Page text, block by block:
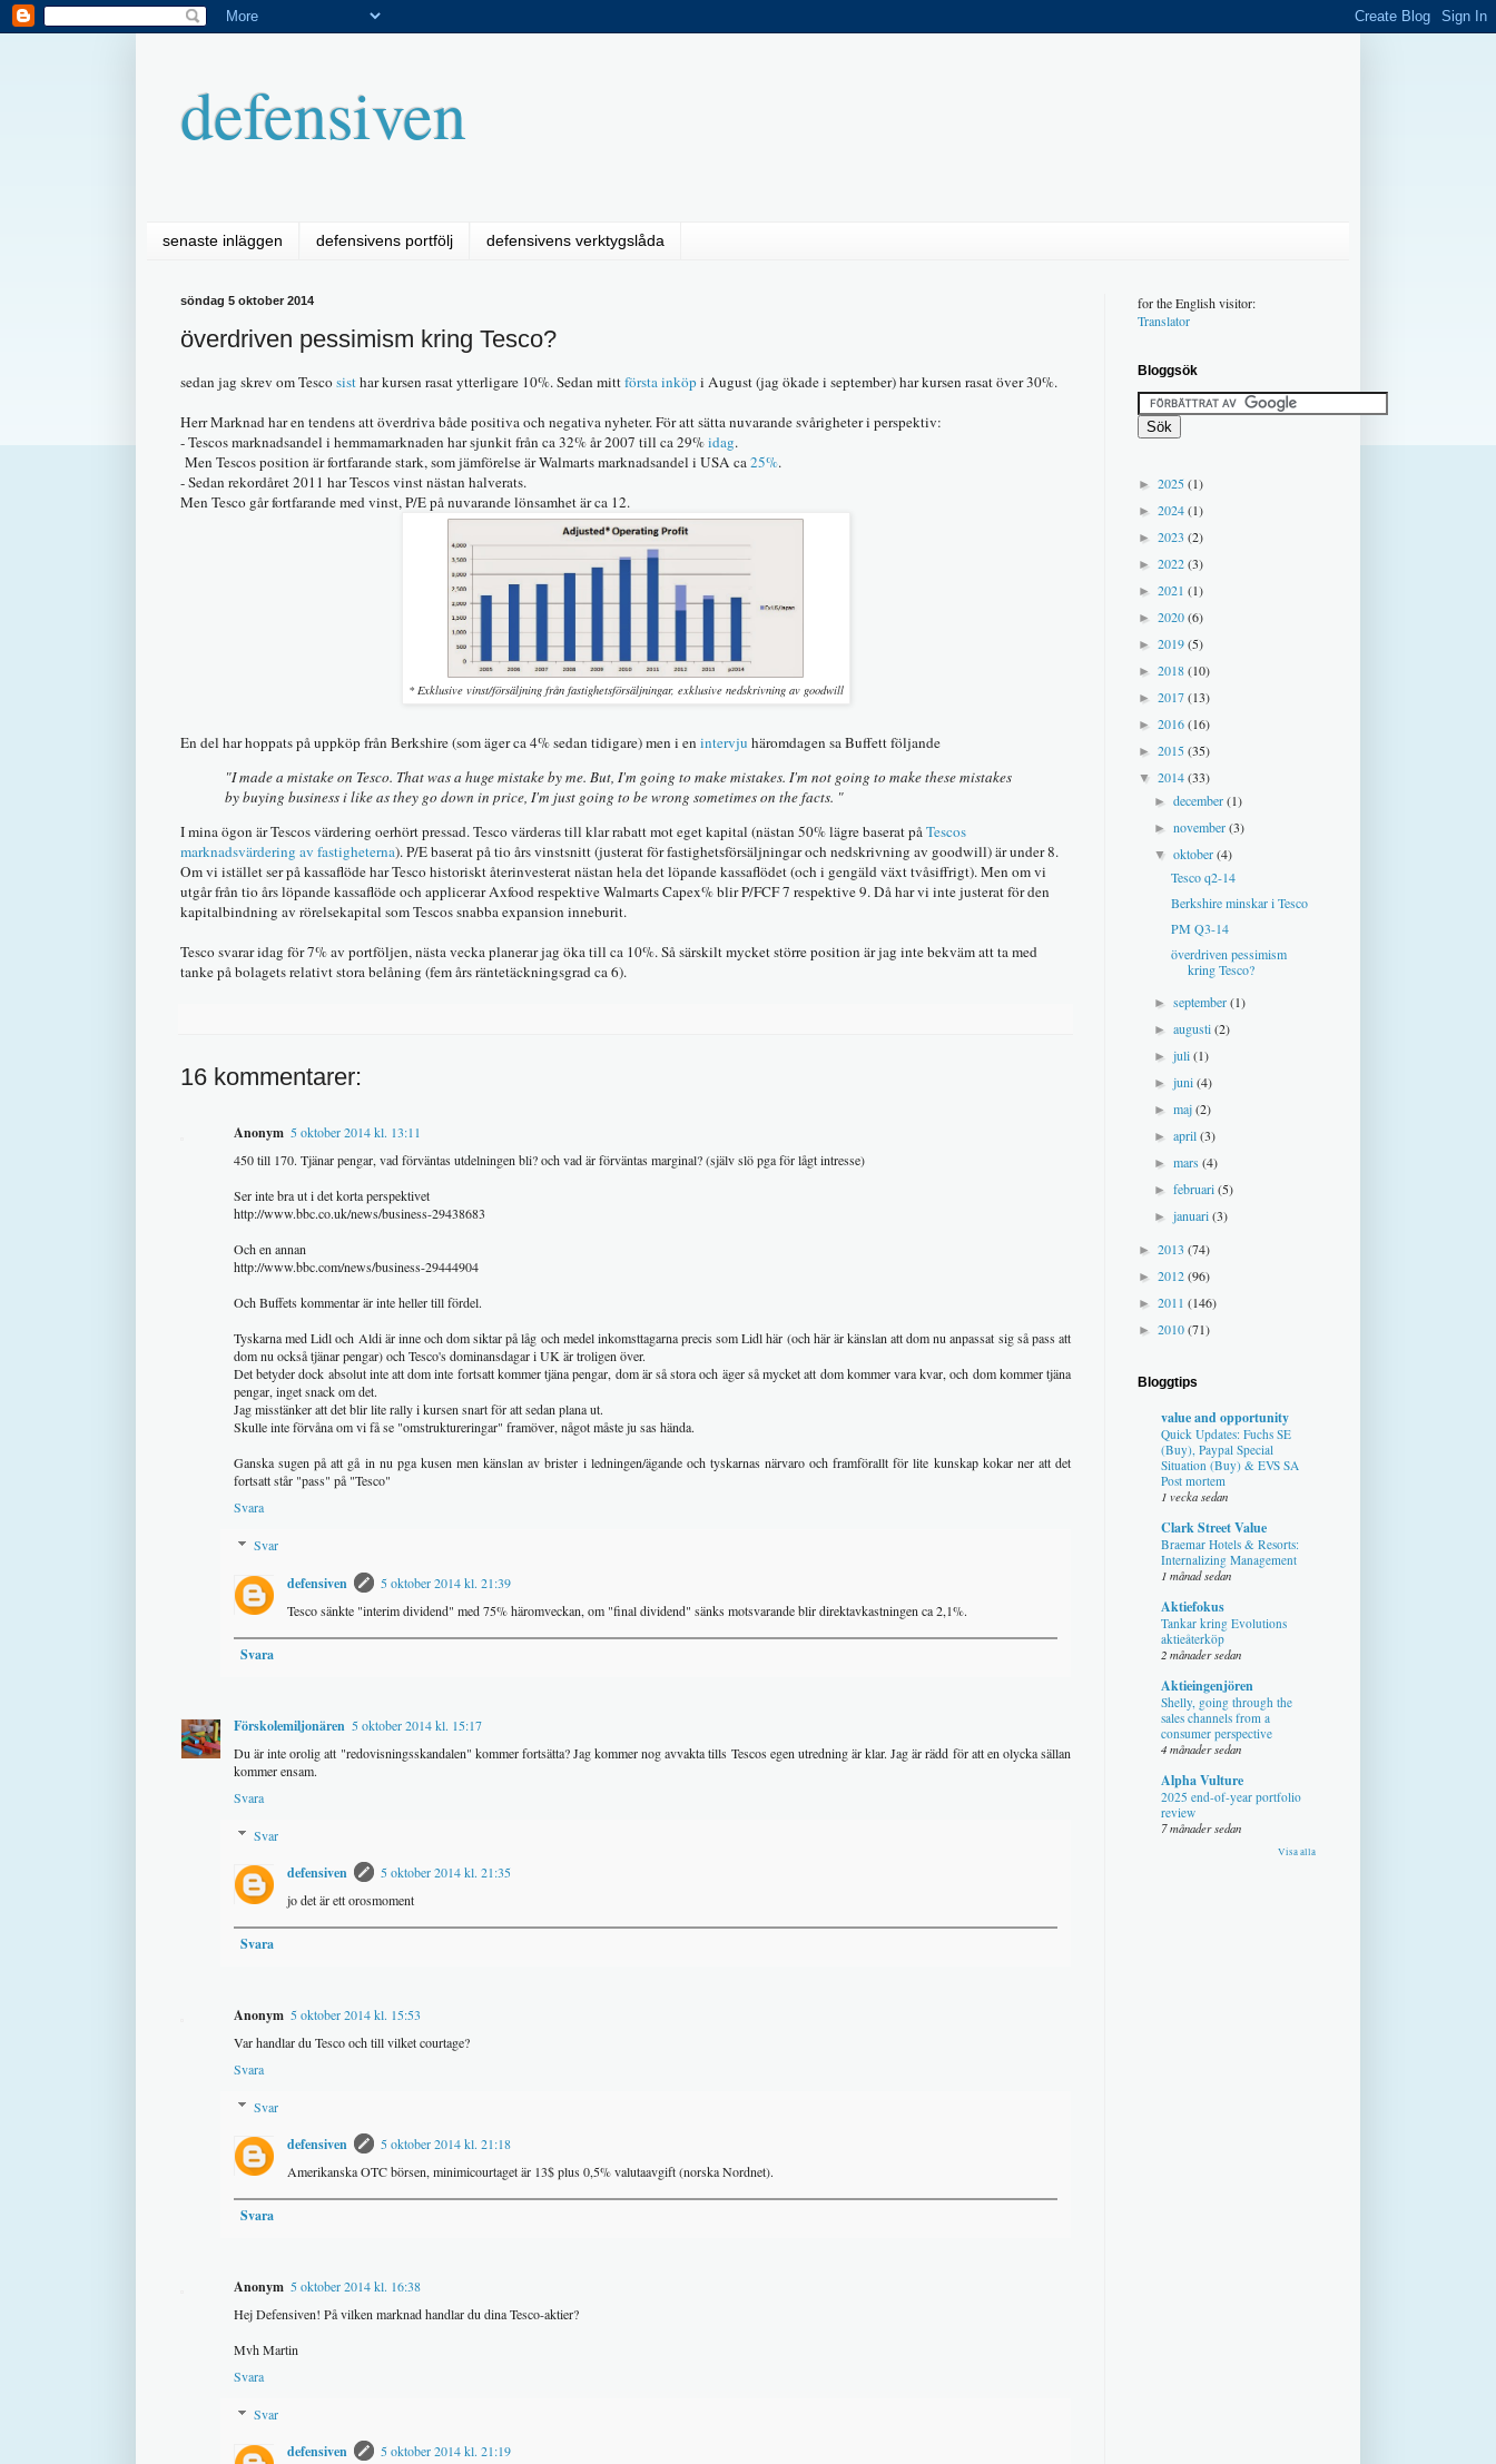
defensiven
senaste inläggen defensivens portfölj defensivens verktygslåda
söndag 5 oktober 2014
överdriven pessimism kring Tesco?
sedan jag skrev om Tescosisthar kursen rasat ytterligare 10%. Sedan mittförsta inköpi August (jag ökade i september) har kursen rasat över 30%.
Herr Marknad har en tendens att överdriva både positiva och negativa nyheter. För att sätta nuvarande svårigheter i perspektiv:
- Tescos marknadsandel i hemmamarknaden har sjunkit från ca 32% år 2007 till ca 29%idag.
Men Tescos position är fortfarande stark, som jämförelse är Walmarts marknadsandel i USA ca25%.
- Sedan rekordåret 2011 har Tescos vinst nästan halverats.
Men Tesco går fortfarande med vinst, P/E på nuvarande lönsamhet är ca 12.
* Exklusive vinst/försäljning från fastighetsförsäljningar, exklusive nedskrivning av goodwill
En del har hoppats på uppköp från Berkshire (som äger ca 4% sedan tidigare) men i en intervju häromdagen sa Buffett följande
"I made a mistake on Tesco. That was a huge mistake by me. But, I'm going to make mistakes. I'm not going to make these mistakes
by buying business i like as they go down in price, I'm just going to be wrong sometimes on the facts. "
I mina ögon är Tescos värdering oerhört pressad. Tesco värderas till klar rabatt mot eget kapital (nästan 50% lägre baserat påTescos
marknadsvärdering av fastigheterna). P/E baserat på tio års vinstsnitt (justerat för fastighetsförsäljningar och nedskrivning av goodwill) är under 8.
Om vi istället ser på kassaflöde har Tesco historiskt återinvesterat nästan hela det löpande kassaflödet (och i gengäld växt tvåsiffrigt). Men om vi
utgår från tio års löpande kassaflöde och applicerar Axfood respektive Walmarts Capex% blir P/FCF 7 respektive 9. Då har vi inte justerat för den
kapitalbindning av rörelsekapital som Tescos snabba expansion inneburit.
Tesco svarar idag för 7% av portföljen, nästa vecka planerar jag öka till ca 10%. Så särskilt mycket större position är jag inte bekväm att ta med
tanke på bolagets relativt stora belåning (fem års räntetäckningsgrad ca 6).
16 kommentarer:
Anonym 5 oktober 2014 kl. 13:11
450 till 170. Tjänar pengar, vad förväntas utdelningen bli? och vad är förväntas marginal? (själv slö pga för lågt intresse)
Ser inte bra ut i det korta perspektivet
http://www.bbc.co.uk/news/business-29438683
Och en annan
http://www.bbc.com/news/business-29444904
Och Buffets kommentar är inte heller till fördel.
Tyskarna med Lidl och Aldi är inne och dom siktar på låg och medel inkomsttagarna precis som Lidl här (och här är känslan att dom nu anpassat sig så pass att
dom nu också tjänar pengar) och Tesco's dominansdagar i UK är troligen över.
Det betyder dock absolut inte att dom inte fortsatt kommer tjäna pengar, dom är så stora och äger så mycket att dom kommer vara kvar, och dom kommer tjäna
pengar, inget snack om det.
Jag misstänker att det blir lite rally i kursen snart för att sedan plana ut.
Skulle inte förvåna om vi få se "omstruktureringar" framöver, något måste ju sas hända.
Ganska sugen på att gå in nu pga kusen men känslan av brister i ledningen/ägande och tyskarnas närvaro och framförallt för lite kunskap kokar ner att det
fortsatt står "pass" på "Tesco"
Svara
Svar
defensiven
5 oktober 2014 kl. 21:39
Tesco sänkte "interim dividend" med 75% häromveckan, om "final dividend" sänks motsvarande blir direktavkastningen ca 2,1%.
Svara
Förskolemiljonären 5 oktober 2014 kl. 15:17
Du är inte orolig att "redovisningsskandalen" kommer fortsätta? Jag kommer nog avvakta tills Tescos egen utredning är klar. Jag är rädd för att en olycka sällan
kommer ensam.
Svara
Svar
defensiven
5 oktober 2014 kl. 21:35
jo det är ett orosmoment
Svara
Anonym 5 oktober 2014 kl. 15:53
Var handlar du Tesco och till vilket courtage?
Svara
Svar
defensiven
5 oktober 2014 kl. 21:18
Amerikanska OTC börsen, minimicourtaget är 13$ plus 0,5% valutaavgift (norska Nordnet).
Svara
Anonym 5 oktober 2014 kl. 16:38
Hej Defensiven! På vilken marknad handlar du dina Tesco-aktier?
Mvh Martin
Svara
Svar
defensiven
5 oktober 2014 kl. 21:19
for the English visitor:
Translator
Bloggsök
► 2025(1)
► 2024(1)
► 2023 (2)
► 2022(3)
► 2021 (1)
► 2020(6)
► 2019(5)
► 2018(10)
► 2017(13)
► 2016(16)
► 2015(35)
▼ 2014(33)
►december(1)
►november(3)
▼oktober(4)
Tesco q2-14
Berkshire minskar i Tesco
PM Q3-14
överdriven pessimism
kring Tesco?
►september(1)
►augusti(2)
►juli(1)
►juni(4)
►maj(2)
►april(3)
►mars(4)
►februari(5)
►januari(3)
► 2013 (74)
► 2012(96)
► 2011 (146)
► 2010(71)
Bloggtips
value and opportunity
Quick Updates: Fuchs SE
(Buy), Paypal Special
Situation (Buy) & EVS SA
Post mortem
1 vecka sedan
Clark Street Value
Braemar Hotels & Resorts:
Internalizing Management
1 månad sedan
Aktiefokus
Tankar kring Evolutions
aktieåterköp
2 månader sedan
Aktieingenjören
Shelly, going through the
sales channels from a
consumer perspective
4 månader sedan
Alpha Vulture
2025 end-of-year portfolio
review
7 månader sedan
Visa alla